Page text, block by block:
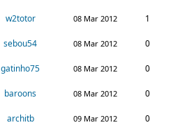
w2totor 08 Mar 2012 1
sebou54 08 Mar 2012 0
gatinho75 08 Mar 2012 0
baroons 08 Mar 2012 0
architb 09 Mar 2012 0